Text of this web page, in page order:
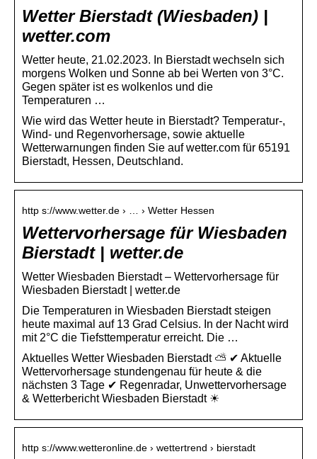
Wetter Bierstadt (Wiesbaden) |
wetter.com
Wetter heute, 21.02.2023. In Bierstadt wechseln sich
morgens Wolken und Sonne ab bei Werten von 3°C.
Gegen später ist es wolkenlos und die
Temperaturen …
Wie wird das Wetter heute in Bierstadt? Temperatur-,
Wind- und Regenvorhersage, sowie aktuelle
Wetterwarnungen finden Sie auf wetter.com für 65191
Bierstadt, Hessen, Deutschland.
http s://www.wetter.de › … › Wetter Hessen
Wettervorhersage für Wiesbaden
Bierstadt | wetter.de
Wetter Wiesbaden Bierstadt – Wettervorhersage für
Wiesbaden Bierstadt | wetter.de
Die Temperaturen in Wiesbaden Bierstadt steigen
heute maximal auf 13 Grad Celsius. In der Nacht wird
mit 2°C die Tiefsttemperatur erreicht. Die …
Aktuelles Wetter Wiesbaden Bierstadt ⛅ ✔ Aktuelle
Wettervorhersage stundengenau für heute & die
nächsten 3 Tage ✔ Regenradar, Unwettervorhersage
& Wetterbericht Wiesbaden Bierstadt ☀
http s://www.wetteronline.de › wettertrend › bierstadt